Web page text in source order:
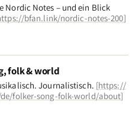
Nordic Notes – und ein Blick
bfan.link/nordic-notes-200]
folk & world
Journalistisch. [https://
folker-song-folk-world/about]